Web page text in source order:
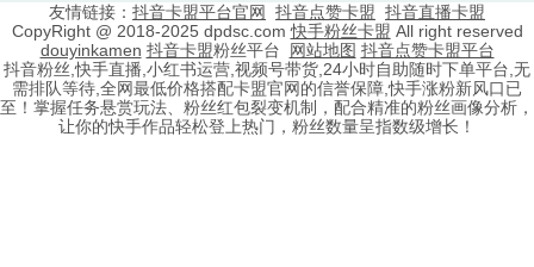
友情链接： 抖音卡盟平台官网 抖音点赞卡盟 抖音直播卡盟
CopyRight @ 2018-2025 dpdsc.com快手粉丝卡盟 All right reserved
douyinkamen 抖音卡盟粉丝平台 网站地图 抖音点赞卡盟平台
抖音粉丝,快手直播,小红书运营,视频号带货,24小时自助随时下单平台,无
需排队等待,全网最低价格搭配卡盟官网的信誉保障,快手涨粉新风口已
至！掌握任务悬赏玩法、粉丝红包裂变机制，配合精准的粉丝画像分析，
让你的快手作品轻松登上热门，粉丝数量呈指数级增长！